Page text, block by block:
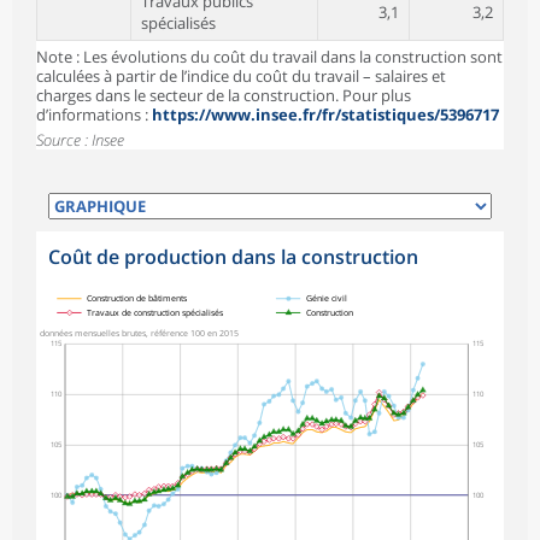
spécialisés
3,1 3,2
Note : Les évolutions du coût du travail dans la construction sont
calculées à partir de l’indice du coût du travail – salaires et
charges dans le secteur de la construction. Pour plus
d’informations : https://www.insee.fr/fr/statistiques/5396717
Source : Insee
Coût de production dans la construction
100
105
110
115
100
105
110
115
données mensuelles brutes, référence 100 en 2015
Construction de bâtiments Génie civil
Travaux de construction spécialisés Construction